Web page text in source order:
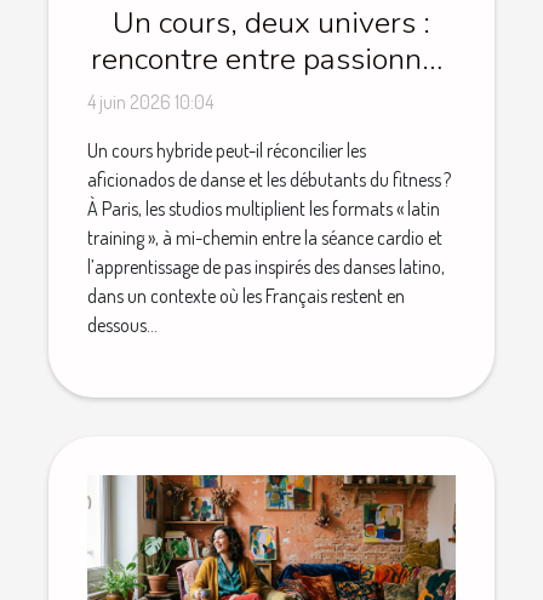
Un cours, deux univers :
rencontre entre passionnés
de danse et novices du
fitness
4 juin 2026 10:04
Un cours hybride peut-il réconcilier les
aficionados de danse et les débutants du fitness ?
À Paris, les studios multiplient les formats « latin
training », à mi-chemin entre la séance cardio et
l’apprentissage de pas inspirés des danses latino,
dans un contexte où les Français restent en
dessous...